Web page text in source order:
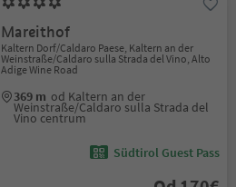
Mareithof
Kaltern Dorf/Caldaro Paese, Kaltern an der
Weinstraße/Caldaro sulla Strada del Vino, Alto
Adige Wine Road
369 m od Kaltern an der
Weinstraße/Caldaro sulla Strada del
Vino centrum
Südtirol Guest Pass